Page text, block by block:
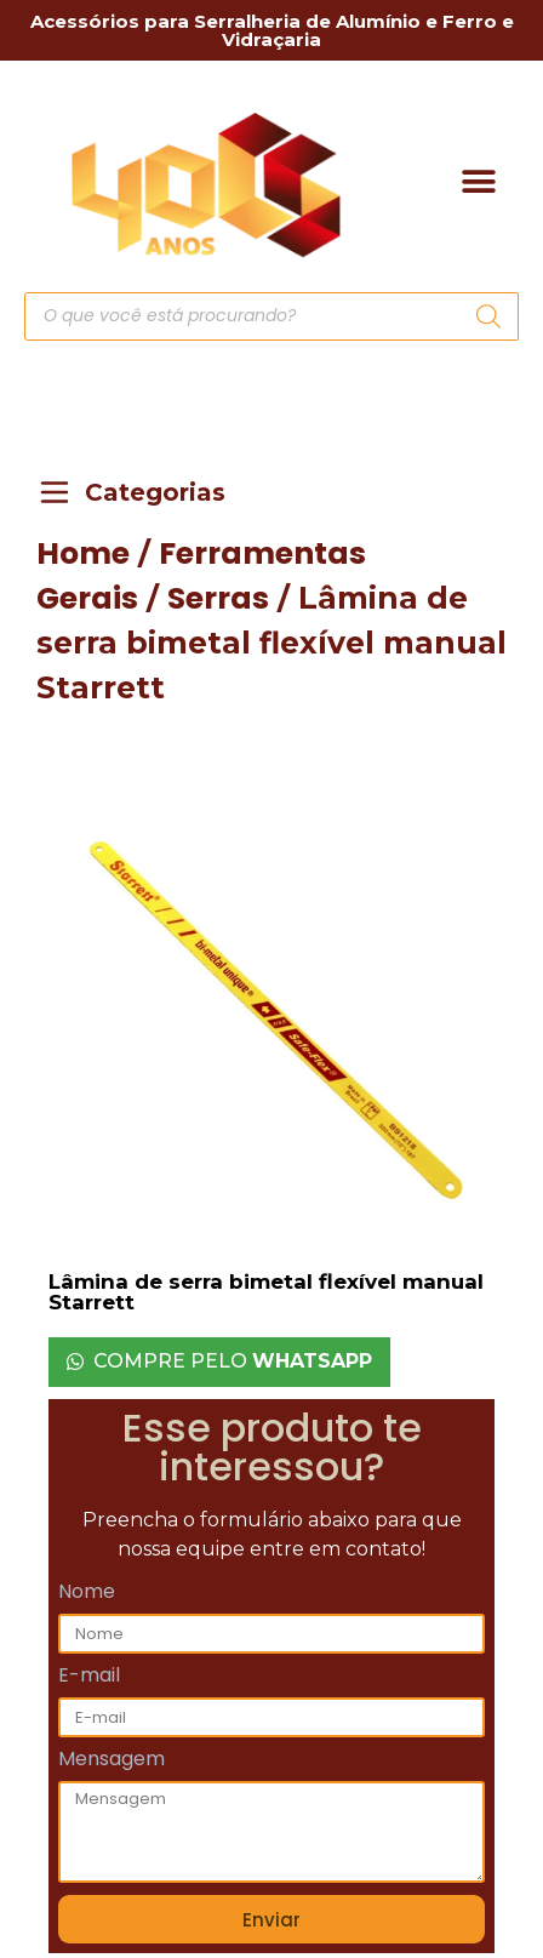
Acessórios para Serralheria de Alumínio e Ferro e
Vidraçaria
Categorias
Home / Ferramentas
Gerais / Serras / Lâmina de
serra bimetal flexível manual
Starrett
Lâmina de serra bimetal flexível manual
Starrett
COMPRE PELO WHATSAPP
Esse produto te
interessou?
Preencha o formulário abaixo para que
nossa equipe entre em contato!
Nome
E-mail
Mensagem
Enviar